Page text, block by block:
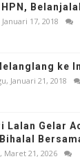
Januari 17, 2018
ke
Januari 21, 2018
Lalan Gelar
Maret 21, 2026